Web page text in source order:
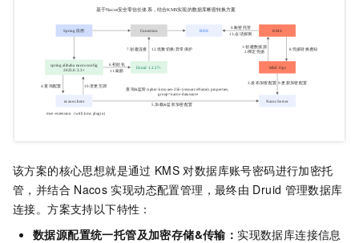
该方案的核心思想就是通过 KMS 对数据库账号密码进行加密托
管，并结合 Nacos 实现动态配置管理，最终由 Druid 管理数据库
连接。方案支持以下特性：
数据源配置统一托管及加密存储&传输： 实现数据库连接信息